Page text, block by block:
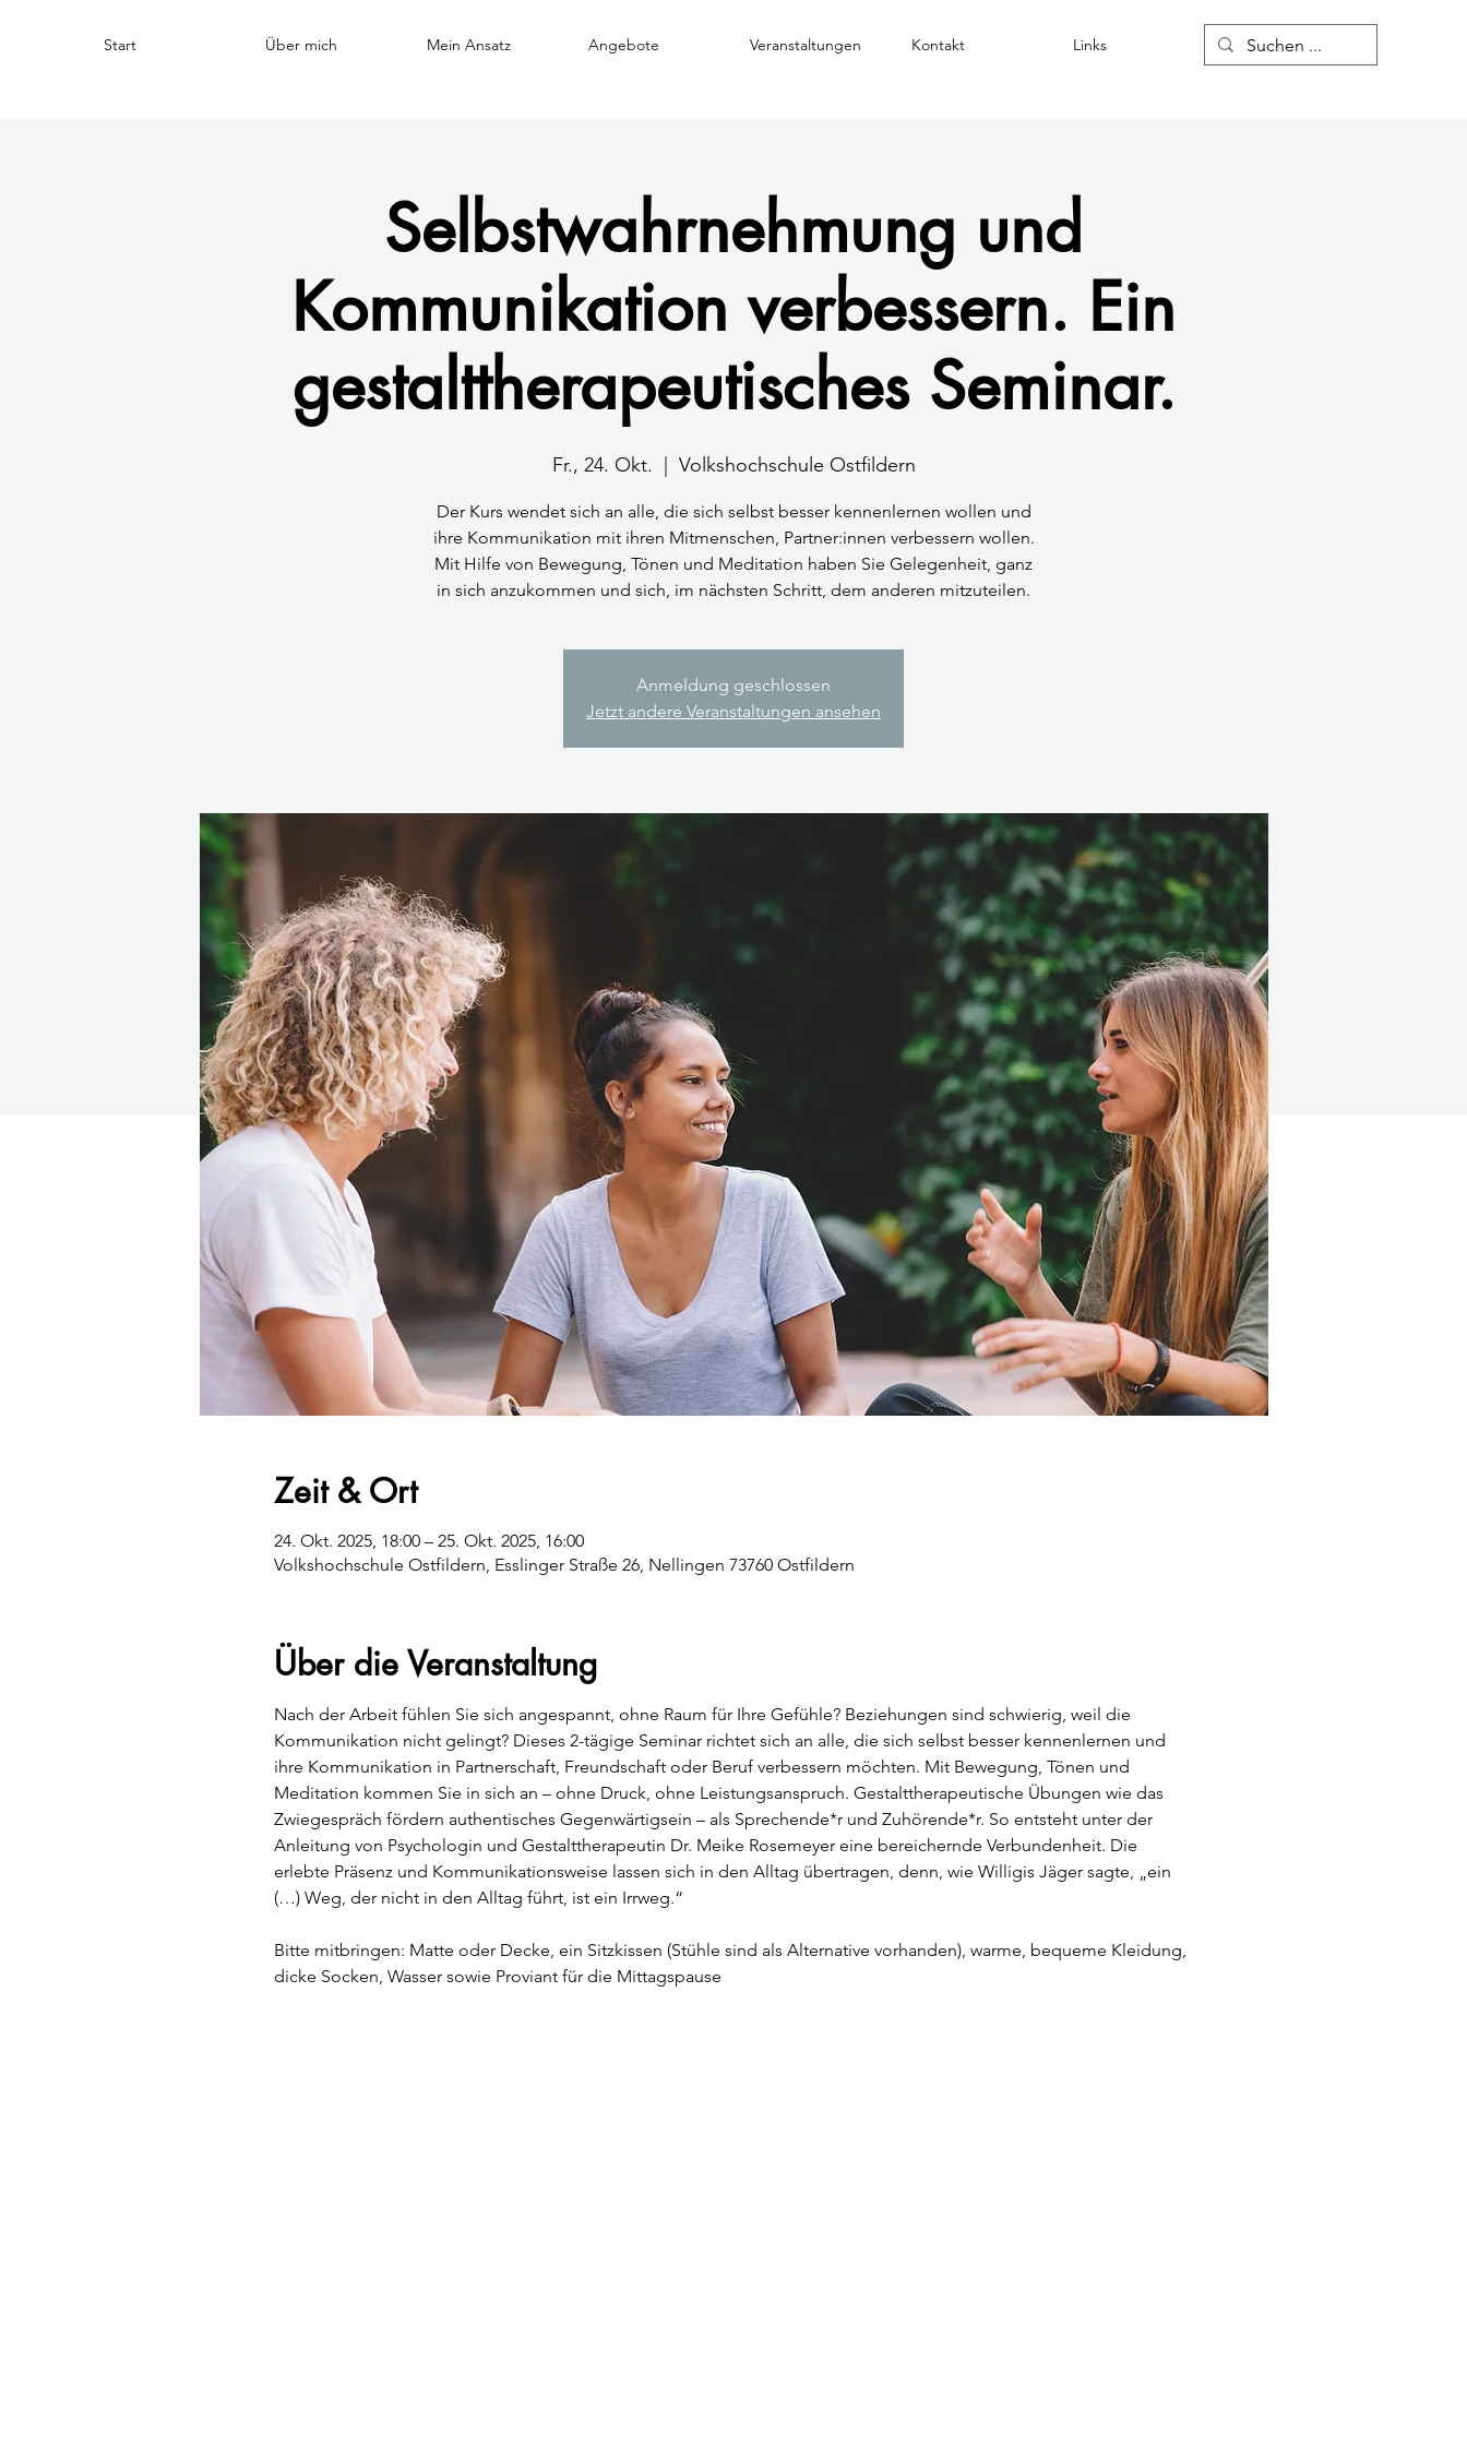
Start Über mich Mein Ansatz Angebote Veranstaltungen Kontakt Links Suchergebnisse
Selbstwahrnehmung und
Kommunikation verbessern. Ein
gestalttherapeutisches Seminar.
Fr., 24. Okt. Volkshochschule Ostfildern
Der Kurs wendet sich an alle, die sich selbst besser kennenlernen wollen und
ihre Kommunikation mit ihren Mitmenschen, Partner:innen verbessern wollen.
Mit Hilfe von Bewegung, Tönen und Meditation haben Sie Gelegenheit, ganz
in sich anzukommen und sich, im nächsten Schritt, dem anderen mitzuteilen.
Anmeldung geschlossen
Jetzt andere Veranstaltungen ansehen
Zeit & Ort
24. Okt. 2025, 18:00 – 25. Okt. 2025, 16:00
Volkshochschule Ostfildern, Esslinger Straße 26, Nellingen 73760 Ostfildern
Über die Veranstaltung
Nach der Arbeit fühlen Sie sich angespannt, ohne Raum für Ihre Gefühle? Beziehungen sind schwierig, weil die
Kommunikation nicht gelingt? Dieses 2-tägige Seminar richtet sich an alle, die sich selbst besser kennenlernen und
ihre Kommunikation in Partnerschaft, Freundschaft oder Beruf verbessern möchten. Mit Bewegung, Tönen und
Meditation kommen Sie in sich an – ohne Druck, ohne Leistungsanspruch. Gestalttherapeutische Übungen wie das
Zwiegespräch fördern authentisches Gegenwärtigsein – als Sprechende*r und Zuhörende*r. So entsteht unter der
Anleitung von Psychologin und Gestalttherapeutin Dr. Meike Rosemeyer eine bereichernde Verbundenheit. Die
erlebte Präsenz und Kommunikationsweise lassen sich in den Alltag übertragen, denn, wie Willigis Jäger sagte, „ein
(…) Weg, der nicht in den Alltag führt, ist ein Irrweg.“
Bitte mitbringen: Matte oder Decke, ein Sitzkissen (Stühle sind als Alternative vorhanden), warme, bequeme Kleidung,
dicke Socken, Wasser sowie Proviant für die Mittagspause